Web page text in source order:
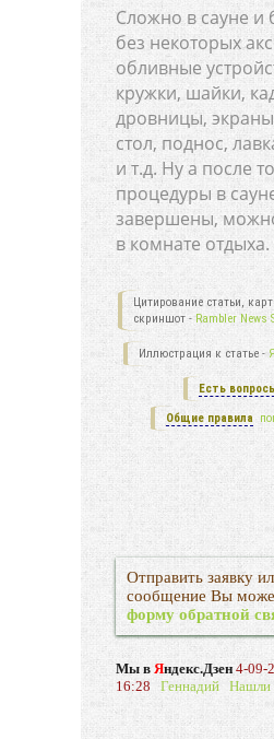
Сложно в сауне и
без некоторых
обливные
кружки, шайки,
дровницы,
стол, поднос,
и т.д. Ну а после
процедуры в
завершены,
в комнате отдыха.
Цитирование статьи,
скриншот - Rambler News
Иллюстрация к статье -
Есть
Общие правила
Отправить заявку
сообщение Вы
форму обратной
Мы в Яндекс.Дзен4-09-
16:28Геннадий Нашли